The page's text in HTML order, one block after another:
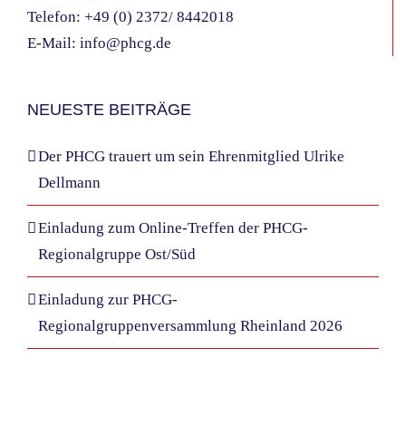
Telefon: +49 (0) 2372/ 8442018
E-Mail: info@phcg.de
NEUESTE BEITRÄGE
Der PHCG trauert um sein Ehrenmitglied Ulrike
Dellmann
Einladung zum Online-Treffen der PHCG-
Regionalgruppe Ost/Süd
Einladung zur PHCG-
Regionalgruppenversammlung Rheinland 2026